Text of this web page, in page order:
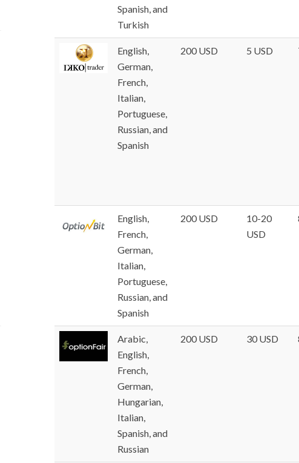
Spanish, and
Turkish
English,
German,
French,
Italian,
Portuguese,
Russian, and
Spanish
200 USD 5 USD
English,
French,
German,
Italian,
Portuguese,
Russian, and
Spanish
200 USD
10-20
USD
Arabic,
English,
French,
German,
Hungarian,
Italian,
Spanish, and
Russian
200 USD 30 USD